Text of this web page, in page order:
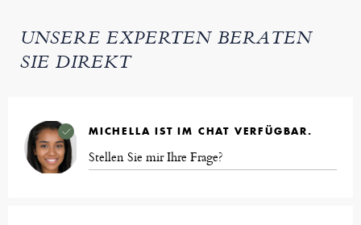
UNSERE EXPERTEN BERATEN
SIE DIREKT
MICHELLA IST IM CHAT VERFÜGBAR.
Stellen Sie mir Ihre Frage?